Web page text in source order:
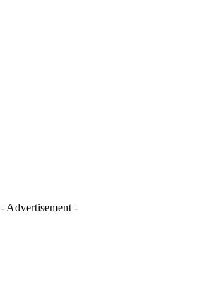
- Advertisement -